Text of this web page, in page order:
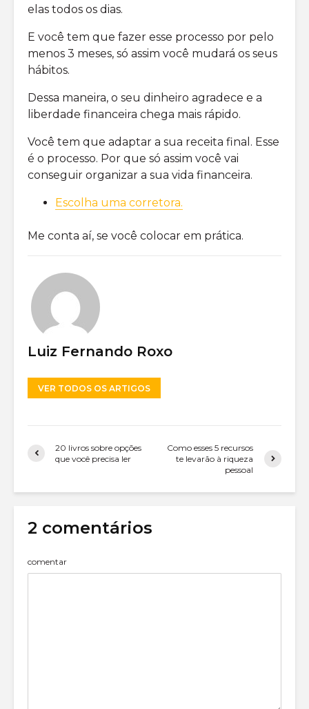
elas todos os dias.
E você tem que fazer esse processo por pelo
menos 3 meses, só assim você mudará os seus
hábitos.
Dessa maneira, o seu dinheiro agradece e a
liberdade financeira chega mais rápido.
Você tem que adaptar a sua receita final. Esse
é o processo. Por que só assim você vai
conseguir organizar a sua vida financeira.
Escolha uma corretora.
Me conta aí, se você colocar em prática.
Luiz Fernando Roxo
VER TODOS OS ARTIGOS
20 livros sobre opções
que você precisa ler
Como esses 5 recursos
te levarão à riqueza
pessoal
2 comentários
comentar